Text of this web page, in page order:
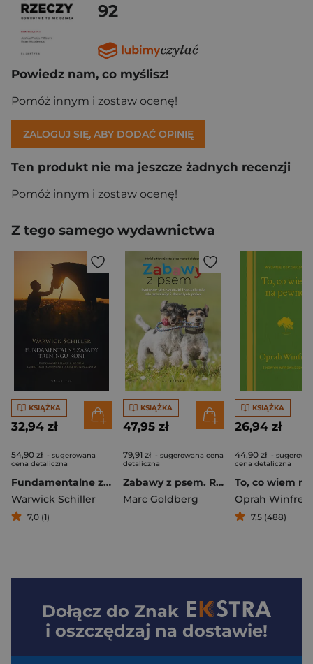
92
Powiedz nam, co myślisz!
Pomóż innym i zostaw ocenę!
ZALOGUJ SIĘ, ABY DODAĆ OPINIĘ
Ten produkt nie ma jeszcze żadnych recenzji
Pomóż innym i zostaw ocenę!
Z tego samego wydawnictwa
KSIĄŻKA
32,94 zł
54,90 zł - sugerowana
cena detaliczna
Fundamentalne zasady treningu koni. Budowanie relacji z koniem dzięki skutecznym metodom treningowym
Warwick Schiller
7,0 (1)
KSIĄŻKA
47,95 zł
79,91 zł - sugerowana cena
detaliczna
Zabawy z psem. Radosne gry, sztuczki i socjalizacja dla szczeniąt i dorosłych psów
Marc Goldberg
KSIĄŻKA
26,94 zł
44,90 zł -
cena detaliczna
Oprah Winfrey
7,5 (488)
Dołącz do Znak
i oszczędzaj na dostawie!